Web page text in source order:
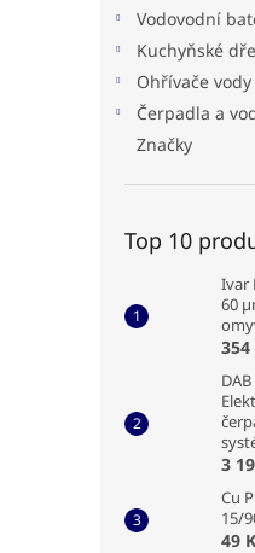
Vodovodní
Kuchyňské
Ohřívače vody
Čerpadla a
Značky
Top 10
Ivar
60
354
3
Cu
15/
49